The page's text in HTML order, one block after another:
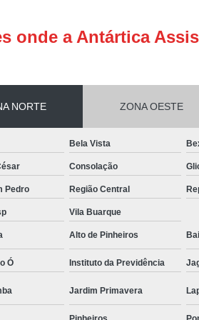
onde a Antártica
NORTE ZONA OESTE
Bela Vista
Consolação
Pedro Região Central
Vila Buarque
Alto de Pinheiros
Ó Instituto da Previdência
Jardim Primavera